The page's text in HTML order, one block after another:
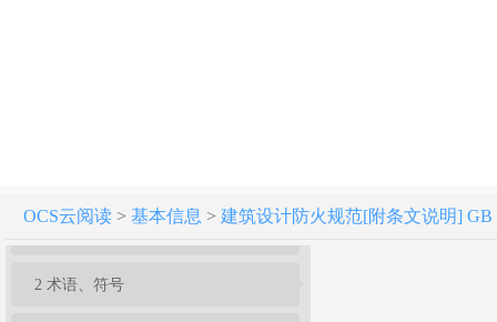
OCS云阅读> 基本信息 > 建筑设计防火规范[附条文说明] GB
2 术语、符号